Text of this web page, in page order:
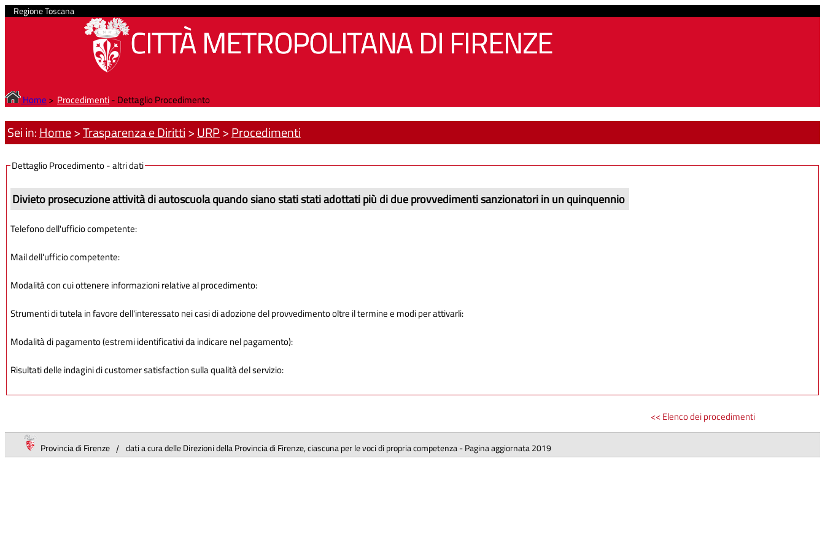
Regione Toscana
CITTÀ METROPOLITANA DI FIRENZE
Home > Procedimenti- Dettaglio Procedimento
Sei in: Home>Trasparenza e Diritti > URP> Procedimenti
Dettaglio Procedimento - altri dati
Divieto prosecuzione attività di autoscuola quando siano stati stati adottati più di due provvedimenti sanzionatori in un quinquennio
Telefono dell'ufficio competente:
Mail dell'ufficio competente:
Modalità con cui ottenere informazioni relative al procedimento:
Strumenti di tutela in favore dell'interessato nei casi di adozione del provvedimento oltre il termine e modi per attivarli:
Modalità di pagamento (estremi identificativi da indicare nel pagamento):
Risultati delle indagini di customer satisfaction sulla qualità del servizio:
<< Elenco dei procedimenti
Provincia di Firenze | dati a cura delle Direzioni della Provincia di Firenze, ciascuna per le voci di propria competenza - Pagina aggiornata 2019